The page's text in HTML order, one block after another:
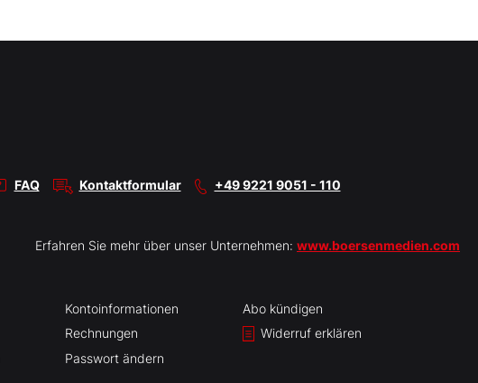
FAQ Kontaktformular +49 9221 9051 - 110
Erfahren Sie mehr über unser Unternehmen: www.boersenmedien.com
Kontoinformationen
Rechnungen
Passwort ändern
Abo kündigen
Widerruf erklären